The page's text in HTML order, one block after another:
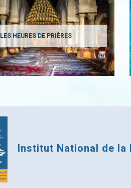
LES HEURES DE PRIÈRES
Institut National de la